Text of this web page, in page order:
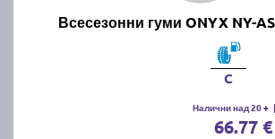
Всесезонни гуми ONYX NY-
C
Налични над 20 + |
66.77